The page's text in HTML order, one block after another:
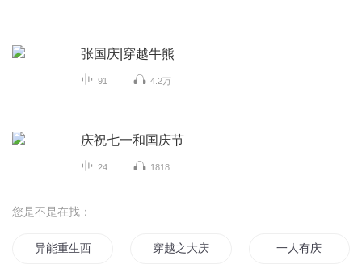
张国庆|穿越牛熊
91 4.2万
庆祝七一和国庆节
24 1818
您是不是在找：
异能重生西门庆 穿越之大庆帝国 一人有庆